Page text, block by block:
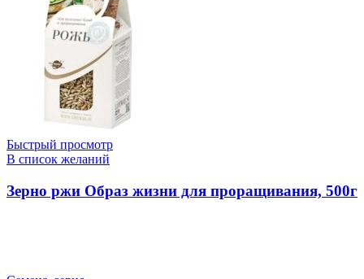
Быстрый просмотр
В список желаний
Зерно ржи Образ жизни для проращивания, 500г